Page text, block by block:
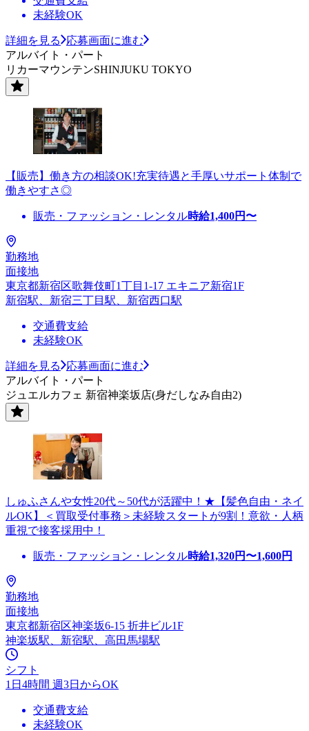
未経験OK
詳細を見る
応募画面に進む
アルバイト・パート
リカーマウンテンSHINJUKU TOKYO
【販売】働き方の相談OK!充実待遇と手厚いサポート体制で
働きやすさ◎
販売・ファッション・レンタル時給1,400円〜
勤務地
面接地
東京都新宿区歌舞伎町1丁目1-17 エキニア新宿1F
新宿駅、新宿三丁目駅、新宿西口駅
交通費支給
未経験OK
詳細を見る
応募画面に進む
アルバイト・パート
ジュエルカフェ 新宿神楽坂店(身だしなみ自由2)
しゅふさんや女性20代～50代が活躍中！★【髪色自由・ネイ
ルOK】＜買取受付事務＞未経験スタートが9割！意欲・人柄
重視で接客採用中！
販売・ファッション・レンタル時給1,320円〜1,600円
勤務地
面接地
東京都新宿区神楽坂6-15 折井ビル1F
神楽坂駅、新宿駅、高田馬場駅
シフト
1日4時間 週3日からOK
交通費支給
未経験OK